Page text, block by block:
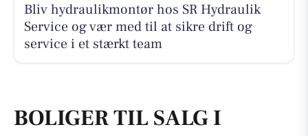
Bliv hydraulikmontør hos SR Hydraulik
Service og vær med til at sikre drift og
service i et stærkt team
BOLIGER TIL SALG I